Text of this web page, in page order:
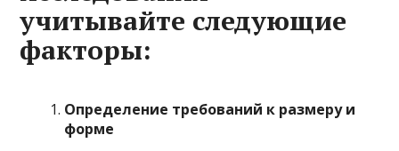
учитывайте следующие
факторы:
Определение требований к размеру и
форме